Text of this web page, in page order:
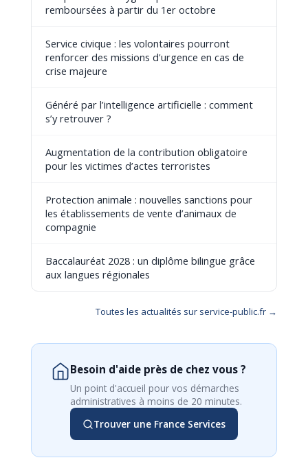
remboursées à partir du 1er octobre
Service civique : les volontaires pourront
renforcer des missions d'urgence en cas de
crise majeure
Généré par l’intelligence artificielle : comment
s’y retrouver ?
Augmentation de la contribution obligatoire
pour les victimes d’actes terroristes
Protection animale : nouvelles sanctions pour
les établissements de vente d’animaux de
compagnie
Baccalauréat 2028 : un diplôme bilingue grâce
aux langues régionales
Toutes les actualités sur service-public.fr →
Besoin d'aide près de chez vous ?
Un point d'accueil pour vos démarches
administratives à moins de 20 minutes.
Trouver une France Services